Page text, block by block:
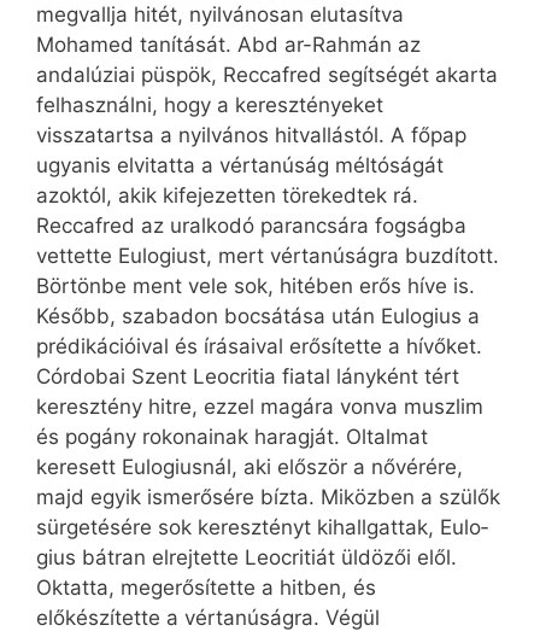
megvallja hitét, nyilvánosan elutasítva
Mohamed tanítását. Abd ar-Rahmán az
andalúziai püspök, Reccafred segítségét akarta
felhasználni, hogy a keresztényeket
visszatartsa a nyilvános hitvallástól. A főpap
ugyanis elvitatta a vértanúság méltóságát
azoktól, akik kifejezetten törekedtek rá.
Reccafred az uralkodó parancsára fogságba
vettette Eulogiust, mert vértanúságra buzdított.
Börtönbe ment vele sok, hitében erős híve is.
Később, szabadon bocsátása után Eulogius a
prédikációival és írásaival erősítette a hívőket.
Córdobai Szent Leocritia fiatal lányként tért
keresztény hitre, ezzel magára vonva muszlim
és pogány rokonainak haragját. Oltalmat
keresett Eulogiusnál, aki először a nővérére,
majd egyik ismerősére bízta. Miközben a szülők
sürgetésére sok keresztényt kihallgattak, Eulo­
gius bátran elrejtette Leocritiát üldözői elől.
Oktatta, megerősítette a hitben, és
előkészítette a vértanúságra. Végül